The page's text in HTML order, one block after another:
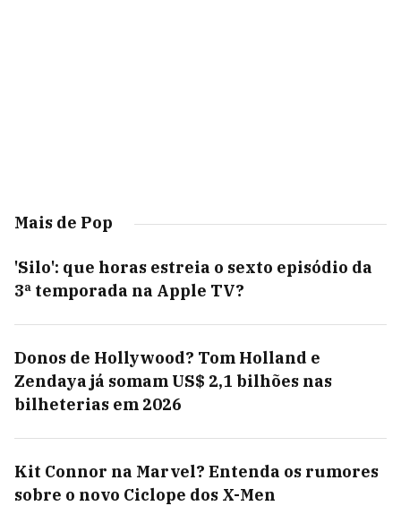
Mais de Pop
'Silo': que horas estreia o sexto episódio da
3ª temporada na Apple TV?
Donos de Hollywood? Tom Holland e
Zendaya já somam US$ 2,1 bilhões nas
bilheterias em 2026
Kit Connor na Marvel? Entenda os rumores
sobre o novo Ciclope dos X-Men